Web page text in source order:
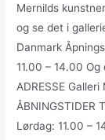
Mernilds
og se det i
Danmark
11.00 – 14.00 Og
ADRESSE
ÅBNINGSTIDER
Lørdag: 11.00 –